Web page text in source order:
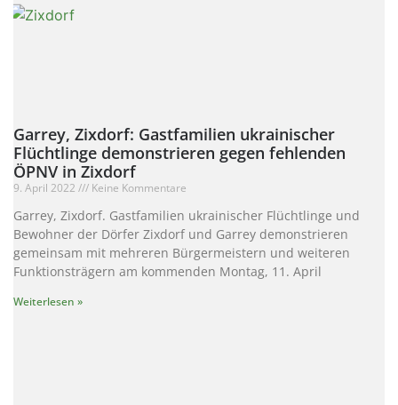
Garrey, Zixdorf: Gastfamilien ukrainischer
Flüchtlinge demonstrieren gegen fehlenden
ÖPNV in Zixdorf
9. April 2022 Keine Kommentare
Garrey, Zixdorf. Gastfamilien ukrainischer Flüchtlinge und
Bewohner der Dörfer Zixdorf und Garrey demonstrieren
gemeinsam mit mehreren Bürgermeistern und weiteren
Funktionsträgern am kommenden Montag, 11. April
Weiterlesen »